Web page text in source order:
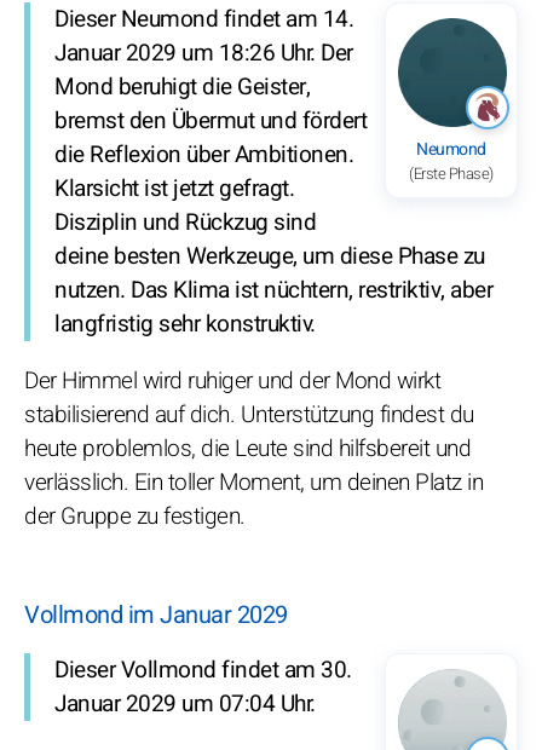
Neumond
(Erste Phase)
Dieser Neumond findet am 14.
Januar 2029 um 18:26 Uhr. Der
Mond beruhigt die Geister,
bremst den Übermut und fördert
die Reflexion über Ambitionen.
Klarsicht ist jetzt gefragt.
Disziplin und Rückzug sind
deine besten Werkzeuge, um diese Phase zu
nutzen. Das Klima ist nüchtern, restriktiv, aber
langfristig sehr konstruktiv.
Der Himmel wird ruhiger und der Mond wirkt
stabilisierend auf dich. Unterstützung findest du
heute problemlos, die Leute sind hilfsbereit und
verlässlich. Ein toller Moment, um deinen Platz in
der Gruppe zu festigen.
Vollmond im Januar 2029
Dieser Vollmond findet am 30.
Januar 2029 um 07:04 Uhr.